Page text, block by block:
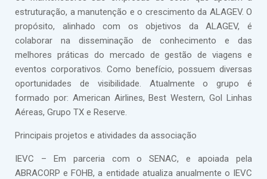
estruturação, a manutenção e o crescimento da ALAGEV. O
propósito, alinhado com os objetivos da ALAGEV, é
colaborar na disseminação de conhecimento e das
melhores práticas do mercado de gestão de viagens e
eventos corporativos. Como benefício, possuem diversas
oportunidades de visibilidade. Atualmente o grupo é
formado por: American Airlines, Best Western, Gol Linhas
Aéreas, Grupo TX e Reserve.
Principais projetos e atividades da associação
IEVC – Em parceria com o SENAC, e apoiada pela
ABRACORP e FOHB, a entidade atualiza anualmente o IEVC